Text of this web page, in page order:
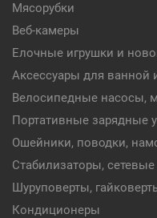
Мясорубки
Веб-камеры
Елочные игрушки и
Аксессуары для ванной
Велосипедные насосы,
Портативные зарядные
Ошейники, поводки,
Стабилизаторы,
Шуруповерты,
Кондиционеры